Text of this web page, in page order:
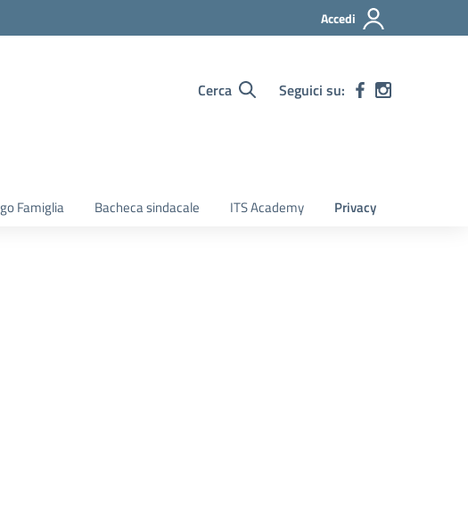
Accedi
Cerca Seguici su:
Famiglia Bacheca sindacale ITS Academy Privacy